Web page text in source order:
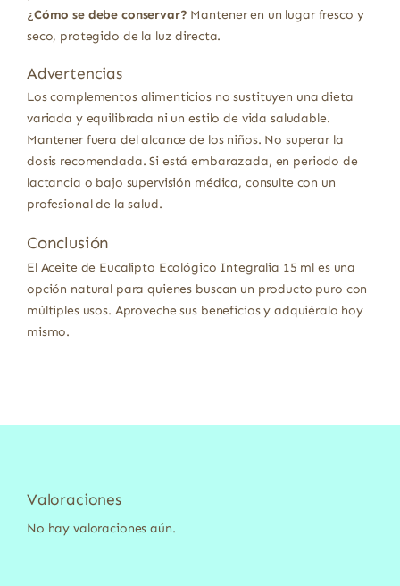
¿Cómo se debe conservar? Mantener en un lugar fresco y
seco, protegido de la luz directa.
Advertencias
Los complementos alimenticios no sustituyen una dieta
variada y equilibrada ni un estilo de vida saludable.
Mantener fuera del alcance de los niños. No superar la
dosis recomendada. Si está embarazada, en periodo de
lactancia o bajo supervisión médica, consulte con un
profesional de la salud.
Conclusión
El Aceite de Eucalipto Ecológico Integralia 15 ml es una
opción natural para quienes buscan un producto puro con
múltiples usos. Aproveche sus beneficios y adquiéralo hoy
mismo.
Valoraciones
No hay valoraciones aún.